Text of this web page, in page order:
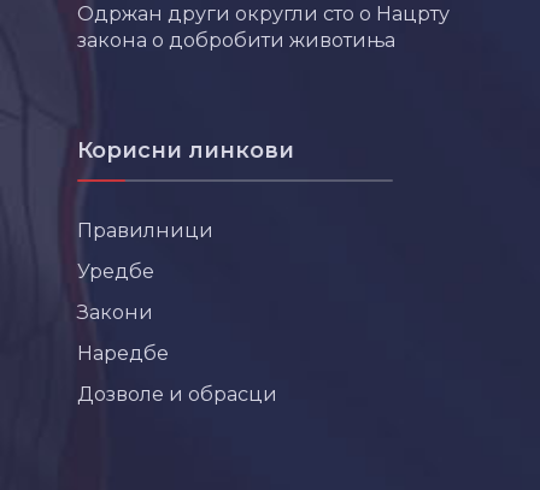
Одржан други округли сто о Нацрту
закона о добробити животиња
Корисни линкови
Правилници
Уредбе
Закони
Наредбе
Дозволе и обрасци